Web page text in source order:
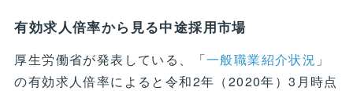
有効求人倍率から見る中途採用市場
厚生労働省が発表している、「一般職業紹介状況 」
の有効求人倍率によると令和2年（2020年）3月時点